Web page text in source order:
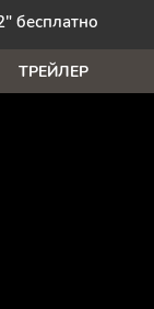
бесплатно
ТРЕЙЛЕР